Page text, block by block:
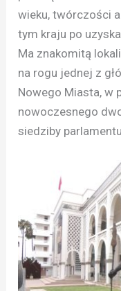
wieku, twórczości
tym kraju po
Ma znakomitą
na rogu jednej z
Nowego Miasta, w
nowoczesnego
siedziby